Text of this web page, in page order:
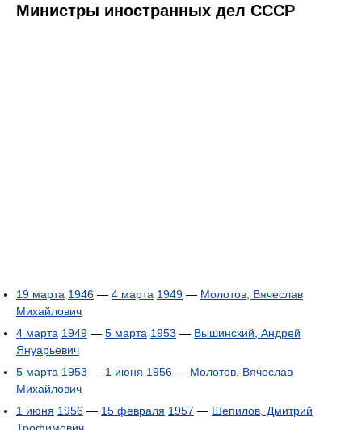
Министры иностранных дел СССР
19 марта 1946 — 4 марта 1949 — Молотов, Вячеслав
Михайлович
4 марта 1949 — 5 марта 1953 — Вышинский, Андрей
Януарьевич
5 марта 1953 — 1 июня 1956 — Молотов, Вячеслав
Михайлович
1 июня 1956 — 15 февраля 1957 — Шепилов, Дмитрий
Трофимович